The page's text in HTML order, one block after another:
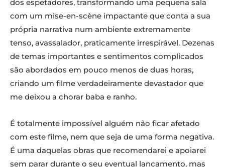
dos espetadores, transformando uma pequena sala
com um mise-en-scène impactante que conta a sua
própria narrativa num ambiente extremamente
tenso, avassalador, praticamente irrespirável. Dezenas
de temas importantes e sentimentos complicados
são abordados em pouco menos de duas horas,
criando um filme verdadeiramente devastador que
me deixou a chorar baba e ranho.
É totalmente impossível alguém não ficar afetado
com este filme, nem que seja de uma forma negativa.
É uma daquelas obras que recomendarei e apoiarei
sem parar durante o seu eventual lançamento, mas